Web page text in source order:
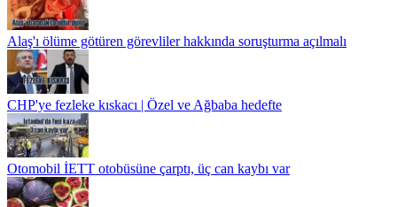
Alaş'ı ölüme götüren görevliler hakkında soruşturma açılmalı
CHP'ye fezleke kıskacı | Özel ve Ağbaba hedefte
Otomobil İETT otobüsüne çarptı, üç can kaybı var